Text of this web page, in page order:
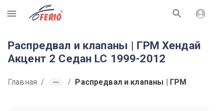
R
Распредвал и клапаны | ГРМ Хендай
Акцент 2 Седан LC 1999-2012
Главная / / Распредвал и клапаны | ГРМ